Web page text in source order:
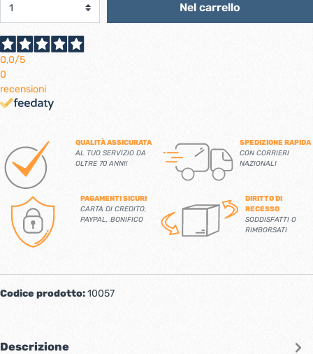
Nel carrello
0,0/5
0
recensioni
QUALITÀ ASSICURATA
AL TUO SERVIZIO DA
OLTRE 70 ANNI!
SPEDIZIONE RAPIDA
CON CORRIERI
NAZIONALI
PAGAMENTI SICURI
CARTA DI CREDITO,
PAYPAL, BONIFICO
DIRITTO DI
RECESSO
SODDISFATTI O
RIMBORSATI
Codice prodotto:10057
Descrizione